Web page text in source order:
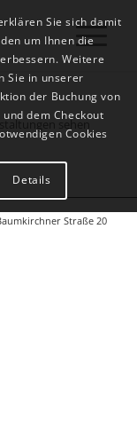
sehen
Straße 20
Sie sich damit
um Ihnen die
Weitere
Sie in unserer
der Buchung von
dem Checkout
Cookies
Details